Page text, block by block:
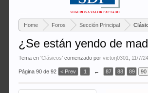
Home Foros Sección Principal
¿Se están yendo de
Tema en 'Clásicos' comenzado porvictorj0301 11/7/24
Página 90 de 92 < Prev 1 ← 87 88 89 90